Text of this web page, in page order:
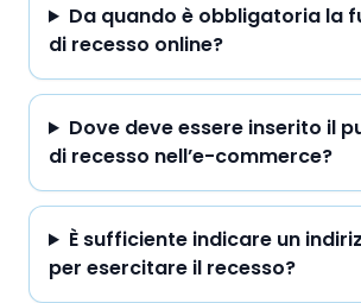
Da quando è obbligatoria la
di recesso online?
Dove deve essere inserito il
di recesso nell’e-commerce?
È sufficiente indicare un
per esercitare il recesso?